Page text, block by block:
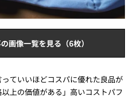
画像一覧を見る（6枚）
ていいほどコスパに優れた良品が
上の価値がある」高いコストパフ